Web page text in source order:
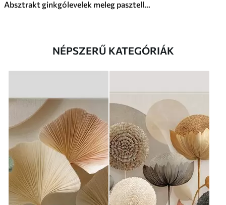
Absztrakt ginkgólevelek meleg pasztell színekben
NÉPSZERŰ KATEGÓRIÁK